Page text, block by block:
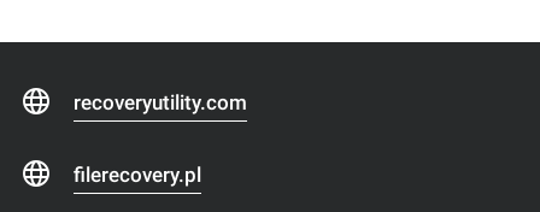
recoveryutility.com
filerecovery.pl